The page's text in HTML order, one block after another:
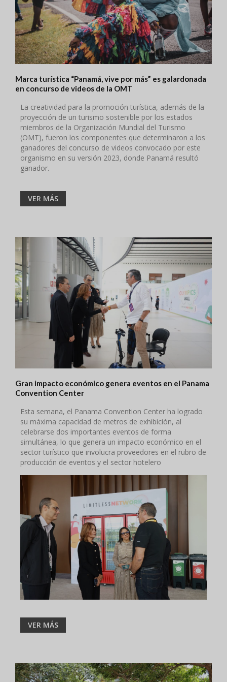
Marca turística “Panamá, vive por más” es galardonada
en concurso de videos de la OMT
La creatividad para la promoción turística, además de la
proyección de un turismo sostenible por los estados
miembros de la Organización Mundial del Turismo
(OMT), fueron los componentes que determinaron a los
ganadores del concurso de videos convocado por este
organismo en su versión 2023, donde Panamá resultó
ganador.
VER MÁS
Gran impacto económico genera eventos en el Panama
Convention Center
Esta semana, el Panama Convention Center ha logrado
su máxima capacidad de metros de exhibición, al
celebrarse dos importantes eventos de forma
simultánea, lo que genera un impacto económico en el
sector turístico que involucra proveedores en el rubro de
producción de eventos y el sector hotelero
VER MÁS